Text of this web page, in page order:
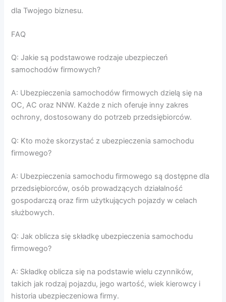
dla Twojego biznesu.
FAQ
Q: Jakie są podstawowe rodzaje ubezpieczeń
samochodów firmowych?
A: Ubezpieczenia samochodów firmowych dzielą się na
OC, AC oraz NNW. Każde z nich oferuje inny zakres
ochrony, dostosowany do potrzeb przedsiębiorców.
Q: Kto może skorzystać z ubezpieczenia samochodu
firmowego?
A: Ubezpieczenia samochodu firmowego są dostępne dla
przedsiębiorców, osób prowadzących działalność
gospodarczą oraz firm użytkujących pojazdy w celach
służbowych.
Q: Jak oblicza się składkę ubezpieczenia samochodu
firmowego?
A: Składkę oblicza się na podstawie wielu czynników,
takich jak rodzaj pojazdu, jego wartość, wiek kierowcy i
historia ubezpieczeniowa firmy.